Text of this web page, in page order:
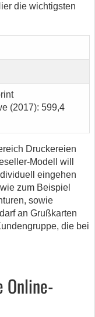
die wichtigsten
(2017): 599,4
Druckereien
Modell will
eingehen
zum Beispiel
sowie
an Grußkarten
die bei
Online-